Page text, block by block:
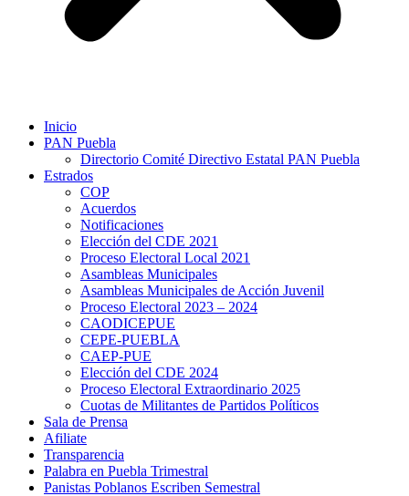
Inicio
PAN Puebla
Directorio Comité Directivo Estatal PAN Puebla
Estrados
COP
Acuerdos
Notificaciones
Elección del CDE 2021
Proceso Electoral Local 2021
Asambleas Municipales
Asambleas Municipales de Acción Juvenil
Proceso Electoral 2023 – 2024
CAODICEPUE
CEPE-PUEBLA
CAEP-PUE
Elección del CDE 2024
Proceso Electoral Extraordinario 2025
Cuotas de Militantes de Partidos Políticos
Sala de Prensa
Afiliate
Transparencia
Palabra en Puebla Trimestral
Panistas Poblanos Escriben Semestral